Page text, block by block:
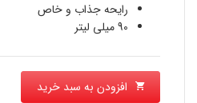
رایحه جذاب و خاص
90 میلی لیتر
افزودن به سبد خرید